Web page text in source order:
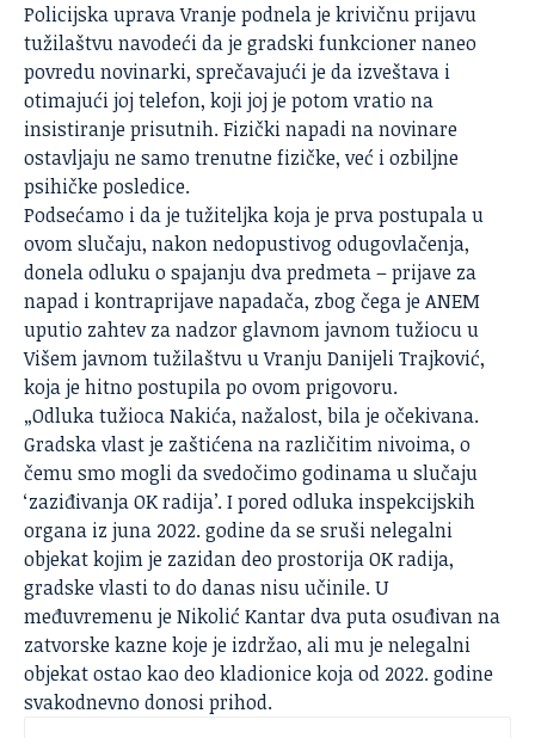
Policijska uprava Vranje podnela je krivičnu prijavu
tužilaštvu navodeći da je gradski funkcioner naneo
povredu novinarki, sprečavajući je da izveštava i
otimajući joj telefon, koji joj je potom vratio na
insistiranje prisutnih. Fizički napadi na novinare
ostavljaju ne samo trenutne fizičke, već i ozbiljne
psihičke posledice.
Podsećamo i da je tužiteljka koja je prva postupala u
ovom slučaju, nakon nedopustivog odugovlačenja,
donela odluku o spajanju dva predmeta – prijave za
napad i kontraprijave napadača, zbog čega jeANEM
uputio zahtev za nadzor glavnom javnom tužiocu u
Višem javnom tužilaštvu u Vranju Danijeli Trajković,
koja je hitno postupila po ovom prigovoru.
„Odluka tužioca Nakića, nažalost, bila je očekivana.
Gradska vlast je zaštićena na različitim nivoima, o
čemu smo mogli da svedočimo godinama u slučaju
‘zaziđivanja OK radija’. I pored odluka inspekcijskih
organa iz juna 2022. godine da se sruši nelegalni
objekat kojim je zazidan deo prostorija OK radija,
gradske vlasti to do danas nisu učinile. U
međuvremenu je Nikolić Kantar dva puta osuđivan na
zatvorske kazne koje je izdržao, ali mu je nelegalni
objekat ostao kao deo kladionice koja od 2022. godine
svakodnevno donosi prihod.